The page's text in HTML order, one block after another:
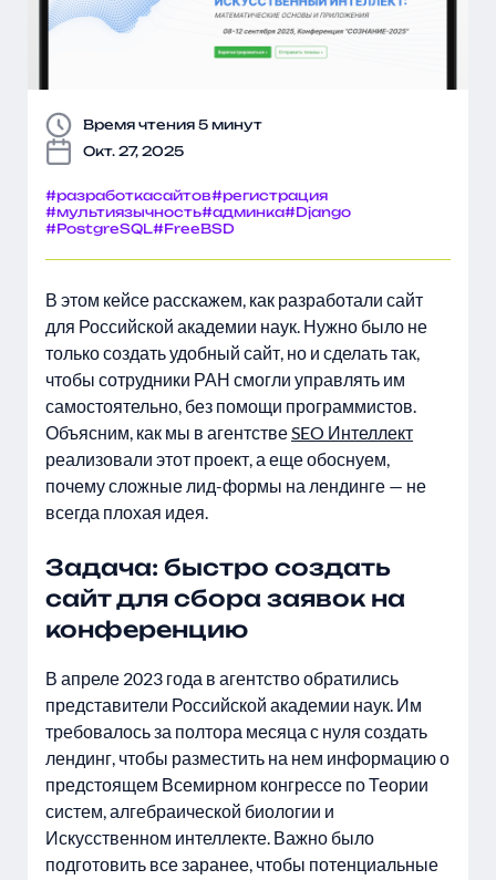
Время чтения 5 минут
Окт. 27, 2025
#разработкасайтов#регистрация
#мультиязычность#админка#Django
#PostgreSQL#FreeBSD
В этом кейсе расскажем, как разработали сайт
для Российской академии наук. Нужно было не
только создать удобный сайт, но и сделать так,
чтобы сотрудники РАН смогли управлять им
самостоятельно, без помощи программистов.
Объясним, как мы в агентствеSEO Интеллект
реализовали этот проект, а еще обоснуем,
почему сложные лид-формы на лендинге — не
всегда плохая идея.
Задача: быстро создать
сайт для сбора заявок на
конференцию
В апреле 2023 года в агентство обратились
представители Российской академии наук. Им
требовалось за полтора месяца с нуля создать
лендинг, чтобы разместить на нем информацию о
предстоящем Всемирном конгрессе по Теории
систем, алгебраической биологии и
Искусственном интеллекте. Важно было
подготовить все заранее, чтобы потенциальные